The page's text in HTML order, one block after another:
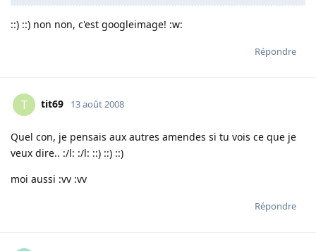
::) ::) non non, c'est googleimage! :w:
Répondre
T tit69 13 août 2008
Quel con, je pensais aux autres amendes si tu vois ce que je
veux dire.. :/l: :/l: ::) ::) ::)
moi aussi :vv :vv
Répondre